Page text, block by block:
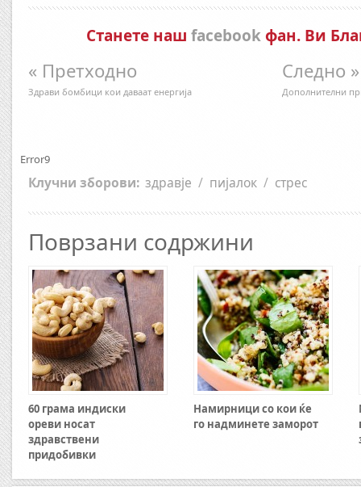
Станете наш facebookфан. Ви
« Претходно
Здрави бомбици кои даваат енергија
Следно »
Дополнителни
Error9
Клучни зборови: здравје / пијалок / стрес
Поврзани содржини
60 грама индиски
ореви носат
здравствени
придобивки
Намирници со кои ќе
го надминете заморот